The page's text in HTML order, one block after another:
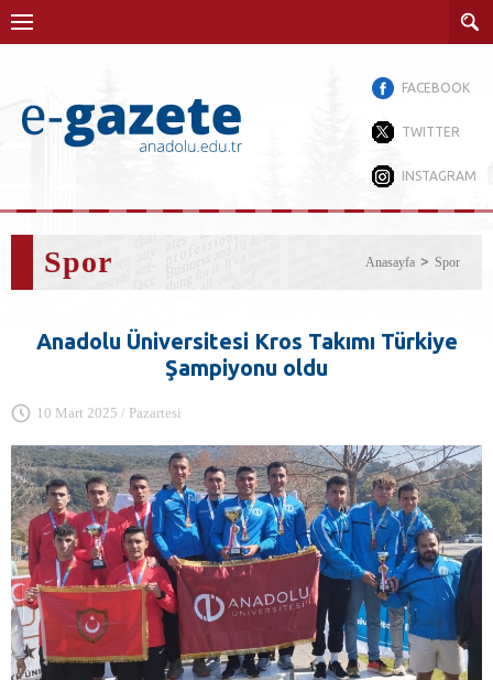
FACEBOOK
TWITTER
INSTAGRAM
Spor Anasayfa Spor
Anadolu Üniversitesi Kros Takımı Türkiye
Şampiyonu oldu
10 Mart 2025 / Pazartesi